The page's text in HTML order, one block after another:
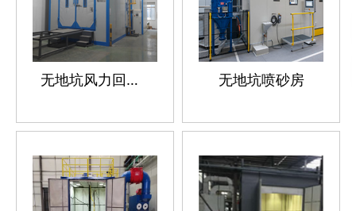
无地坑风力回收喷砂房 无地坑喷砂房